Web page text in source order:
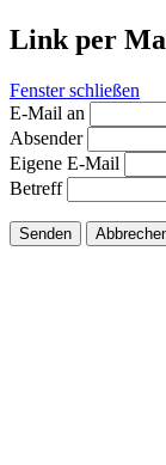
Link per
Fenster schließen
E-Mail an
Absender
Eigene E-Mail
Betreff
Senden